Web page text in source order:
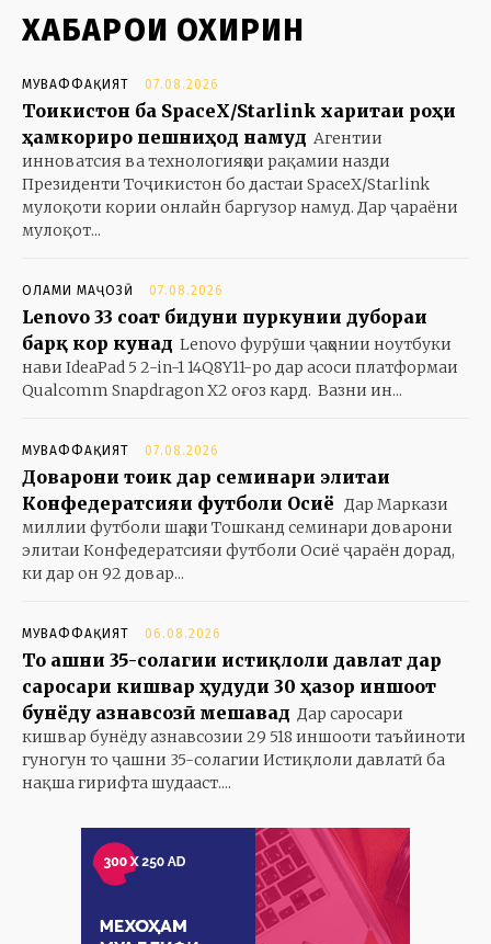
ХАБАРҲОИ ОХИРИН
МУВАФФАҚИЯТ 07.08.2026
Тоҷикистон ба SpaceX/Starlink харитаи роҳи
ҳамкориро пешниҳод намуд Агентии
инноватсия ва технологияҳои рақамии назди
Президенти Тоҷикистон бо дастаи SpaceX/Starlink
мулоқоти кории онлайн баргузор намуд. Дар ҷараёни
мулоқот...
ОЛАМИ МАҶОЗӢ 07.08.2026
Lenovo 33 соат бидуни пуркунии дубораи
барқ кор кунад Lenovo фурӯши ҷаҳонии ноутбуки
нави IdeaPad 5 2-in-1 14Q8Y11-ро дар асоси платформаи
Qualcomm Snapdragon X2 оғоз кард. Вазни ин...
МУВАФФАҚИЯТ 07.08.2026
Доварони тоҷик дар семинари элитаи
Конфедератсияи футболи Осиё Дар Маркази
миллии футболи шаҳри Тошканд семинари доварони
элитаи Конфедератсияи футболи Осиё ҷараён дорад,
ки дар он 92 довар...
МУВАФФАҚИЯТ 06.08.2026
То ҷашни 35-солагии истиқлоли давлат дар
саросари кишвар ҳудуди 30 ҳазор иншоот
бунёду азнавсозӣ мешавад Дар саросари
кишвар бунёду азнавсозии 29 518 иншооти таъйиноти
гуногун то ҷашни 35-солагии Истиқлоли давлатӣ ба
нақша гирифта шудааст....